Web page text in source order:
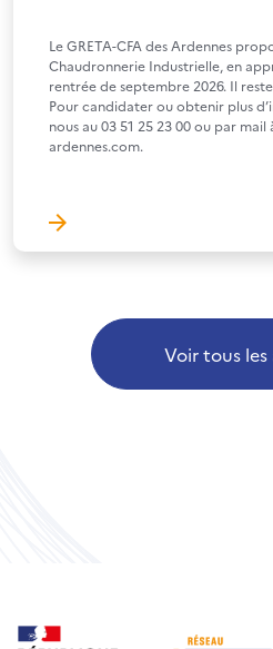
Le GRETA-CFA des Ardennes
Chaudronnerie Industrielle, en
rentrée de septembre 2026. Il
Pour candidater ou obtenir plus
nous au 03 51 25 23 00 ou par
ardennes.com.
Voir tous